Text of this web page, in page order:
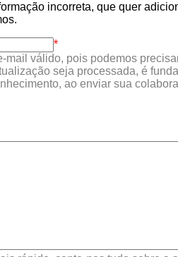
incorreta, que quer
*
válido, pois podemos
seja processada, é
ao enviar sua